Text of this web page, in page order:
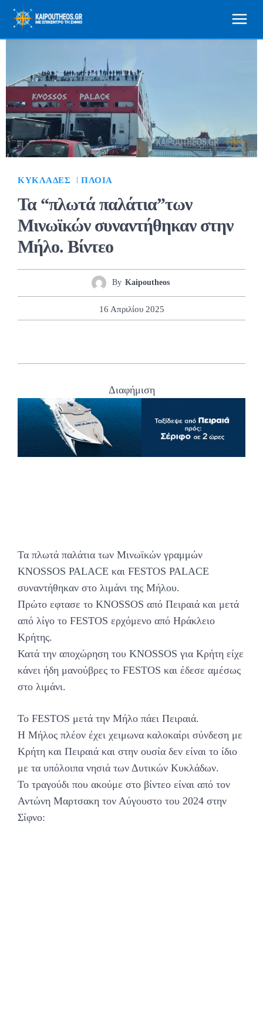
ΚΥΚΛΆΔΕΣ ΠΛΟΊΑ
Τα “πλωτά παλάτια”των
Μινωϊκών συναντήθηκαν στην
Μήλο. Βίντεο
By Kaipoutheos
16 Απριλίου 2025
Διαφήμιση
Τα πλωτά παλάτια των Μινωϊκών γραμμών
KNOSSOS PALACE και FESTOS PALACE
συναντήθηκαν στο λιμάνι της Μήλου.
Πρώτο εφτασε το KNOSSOS από Πειραιά και μετά
από λίγο το FESTOS ερχόμενο από Ηράκλειο
Κρήτης.
Κατά την αποχώρηση του KNOSSOS για Κρήτη είχε
κάνει ήδη μανούβρες το FESTOS και έδεσε αμέσως
στο λιμάνι.
Το FESTOS μετά την Μήλο πάει Πειραιά.
Η Μήλος πλέον έχει χειμωνα καλοκαίρι σύνδεση με
Κρήτη και Πειραιά και στην ουσία δεν είναι το ίδιο
με τα υπόλοιπα νησιά των Δυτικών Κυκλάδων.
Το τραγούδι που ακούμε στο βίντεο είναι από τον
Αντώνη Μαρτσακη τον Αύγουστο του 2024 στην
Σίφνο: